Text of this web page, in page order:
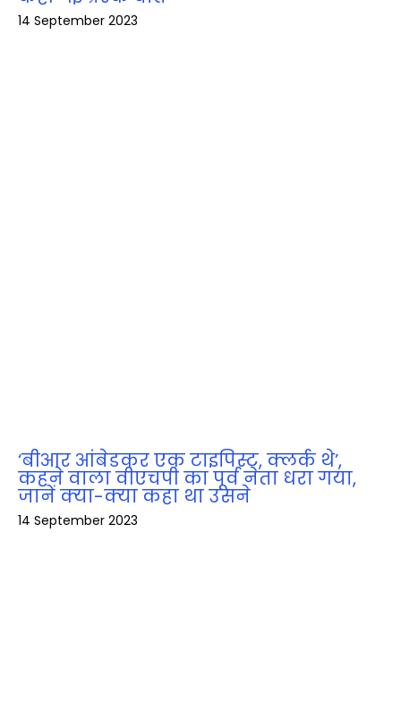
14 September 2023
‘बीआर आंबेडकर एक टाइपिस्ट, क्लर्क थे’,
कहने वाला वीएचपी का पूर्व नेता धरा गया,
जानें क्‍या-क्‍या कहा था उसने
14 September 2023